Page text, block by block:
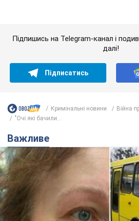
Важливе
У Львові жінка спровокувала
розмовляючи російською
поліція склала
На місце події прибули патрульні
оперативна група